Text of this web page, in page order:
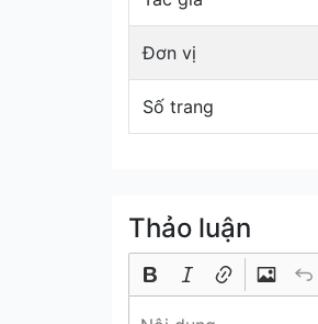
Đơn vị
Số trang
Thảo luận